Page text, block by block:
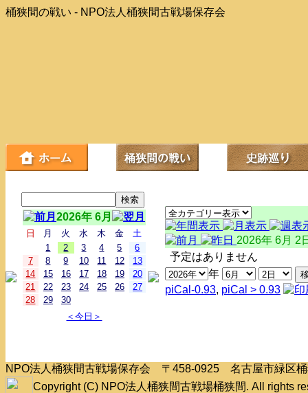
桶狭間の戦い - NPO法人桶狭間古戦場保存会
2026年 6月
日 月 火 水 木 金
土
1
2 3 4 5
6
7
8 9 10 11 12
13
14
15 16 17 18 19
20
21
22 23 24 25 26
27
28
29
30
＜今日＞
2026年 6月 2
予定はありません
年
piCal-0.93, piCal > 0.93
NPO法人桶狭間古戦場保存会 〒458-0925 名古屋市緑区
Copyright (C) NPO法人桶狭間古戦場桶狭間. All rights